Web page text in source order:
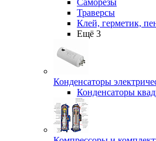
Саморезы
Траверсы
Клей, герметик,
Ещё 3
Конденсаторы
Конденсаторы